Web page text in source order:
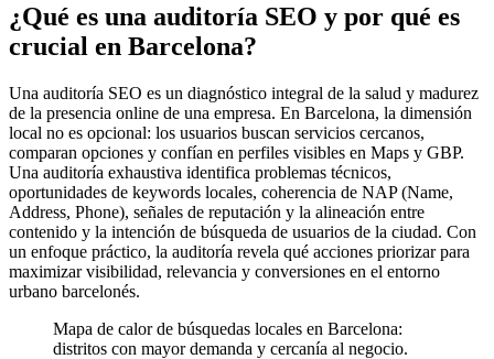
¿Qué es una auditoría SEO y por qué es
crucial en Barcelona?
Una auditoría SEO es un diagnóstico integral de la salud y madurez
de la presencia online de una empresa. En Barcelona, la dimensión
local no es opcional: los usuarios buscan servicios cercanos,
comparan opciones y confían en perfiles visibles en Maps y GBP.
Una auditoría exhaustiva identifica problemas técnicos,
oportunidades de keywords locales, coherencia de NAP (Name,
Address, Phone), señales de reputación y la alineación entre
contenido y la intención de búsqueda de usuarios de la ciudad. Con
un enfoque práctico, la auditoría revela qué acciones priorizar para
maximizar visibilidad, relevancia y conversiones en el entorno
urbano barcelonés.
Mapa de calor de búsquedas locales en Barcelona:
distritos con mayor demanda y cercanía al negocio.